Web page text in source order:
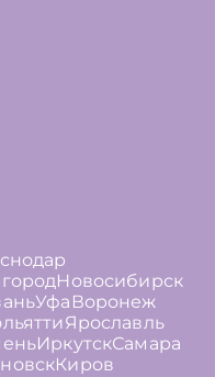
Новосибирск
Уфа Воронеж
Ярославль
ИркутскСамара
Киров